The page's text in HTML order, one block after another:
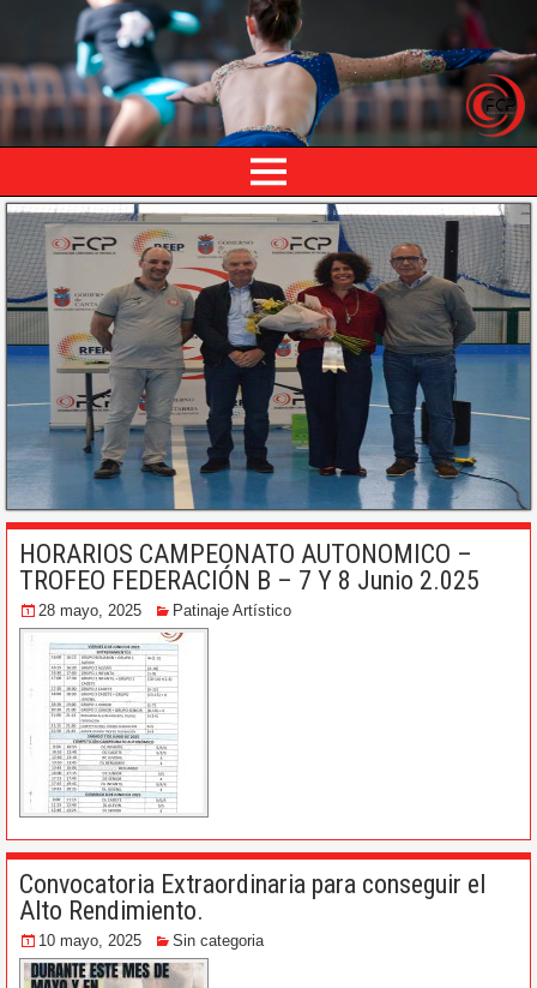
HORARIOS CAMPEONATO AUTONOMICO –
TROFEO FEDERACIÓN B – 7 Y 8 Junio 2.025
28 mayo, 2025 Patinaje Artístico
Convocatoria Extraordinaria para conseguir el
Alto Rendimiento.
10 mayo, 2025 Sin categoria